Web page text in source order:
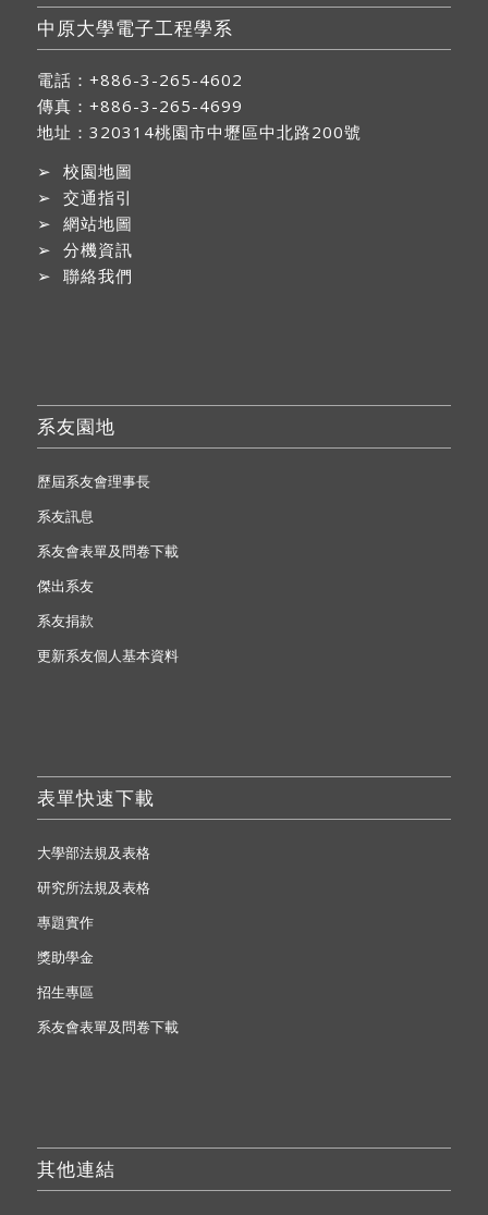
中原大學電子工程學系
電話：+886-3-265-4602
傳真：+886-3-265-4699
地址： 320314桃園市中壢區中北路200號
➢ 校園地圖
➢ 交通指引
➢ 網站地圖
➢ 分機資訊
➢ 聯絡我們
系友園地
歷屆系友會理事長
系友訊息
系友會表單及問卷下載
傑出系友
系友捐款
更新系友個人基本資料
表單快速下載
大學部法規及表格
研究所法規及表格
專題實作
獎助學金
招生專區
系友會表單及問卷下載
其他連結